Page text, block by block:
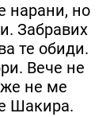
нарани, но
Забравих
те обиди.
Вече не
не ме
Шакира.